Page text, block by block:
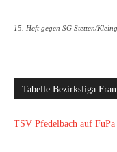
15. Heft gegen SG Stetten/
Tabelle Bezirksliga
TSV Pfedelbach auf FuPa